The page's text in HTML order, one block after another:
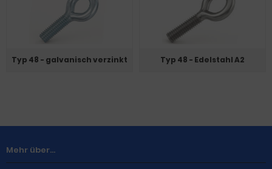
Typ 48 - galvanisch verzinkt Typ 48 - Edelstahl A2
Mehr über...